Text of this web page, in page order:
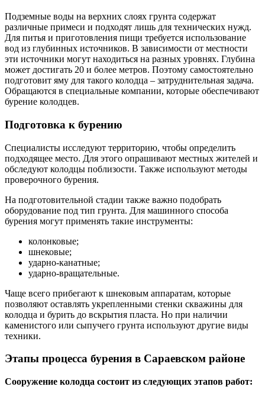
Подземные воды на верхних слоях грунта содержат
различные примеси и подходят лишь для технических нужд.
Для питья и приготовления пищи требуется использование
вод из глубинных источников. В зависимости от местности
эти источники могут находиться на разных уровнях. Глубина
может достигать 20 и более метров. Поэтому самостоятельно
подготовит яму для такого колодца – затруднительная задача.
Обращаются в специальные компании, которые обеспечивают
бурение колодцев.
Подготовка к бурению
Специалисты исследуют территорию, чтобы определить
подходящее место. Для этого опрашивают местных жителей и
обследуют колодцы поблизости. Также используют методы
проверочного бурения.
На подготовительной стадии также важно подобрать
оборудование под тип грунта. Для машинного способа
бурения могут применять такие инструменты:
колонковые;
шнековые;
ударно-канатные;
ударно-вращательные.
Чаще всего прибегают к шнековым аппаратам, которые
позволяют оставлять укрепленными стенки скважины для
колодца и бурить до вскрытия пласта. Но при наличии
каменистого или сыпучего грунта используют другие виды
техники.
Этапы процесса бурения в Сараевском районе
Сооружение колодца состоит из следующих этапов работ: